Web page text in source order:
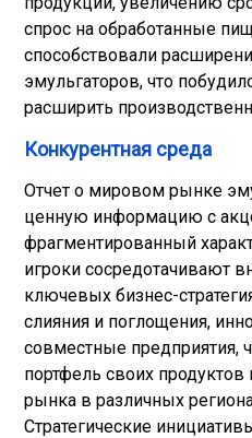
спрос на обработанные
способствовали
эмульгаторов, что
расширить
Конкурентная среда
Отчет о мировом рынке
ценную информацию с
фрагментированный
игроки сосредотачивают
ключевых бизнес-
слияния и поглощения,
совместные предприятия,
портфель своих
рынка в различных
Стратегические